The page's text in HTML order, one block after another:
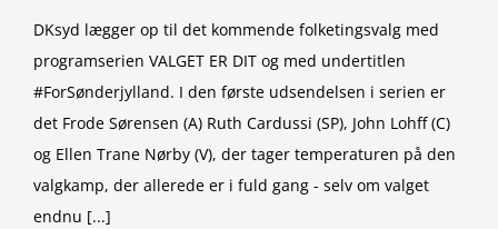
DKsyd lægger op til det kommende folketingsvalg med
programserien VALGET ER DIT og med undertitlen
#ForSønderjylland. I den første udsendelsen i serien er
det Frode Sørensen (A) Ruth Cardussi (SP), John Lohff (C)
og Ellen Trane Nørby (V), der tager temperaturen på den
valgkamp, der allerede er i fuld gang - selv om valget
endnu [...]